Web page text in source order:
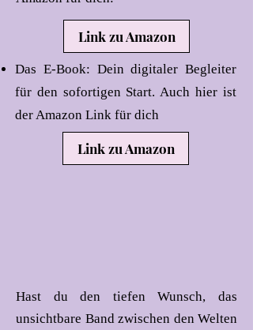
Link zu Amazon
Das E-Book: Dein digitaler Begleiter
für den sofortigen Start. Auch hier ist
der Amazon Link für dich
Link zu Amazon
Hast du den tiefen Wunsch, das
unsichtbare Band zwischen den Welten